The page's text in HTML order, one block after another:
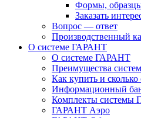
Формы,
Заказать
Вопрос — ответ
Производственный
О системе ГАРАНТ
О системе ГАРАНТ
Преимущества
Как купить и сколько
Информационный
Комплекты системы
ГАРАНТ Аэро